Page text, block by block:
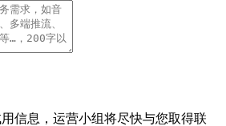
信息，运营小组将尽快与您取得联